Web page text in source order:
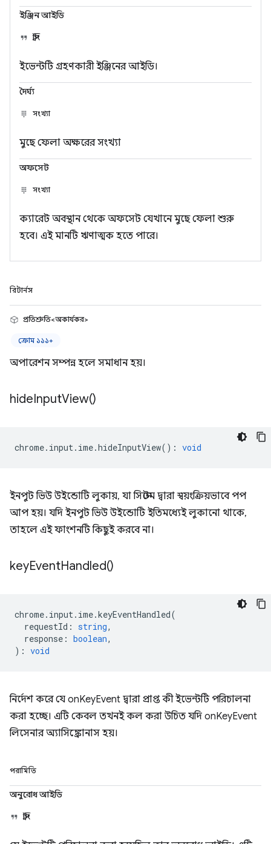
ইঞ্জিন আইডি
স্ট্রিং
ইভেন্টটি গ্রহণকারী ইঞ্জিনের আইডি।
দৈর্ঘ্য
সংখ্যা
মুছে ফেলা অক্ষরের সংখ্যা
অফসেট
সংখ্যা
ক্যারেট অবস্থান থেকে অফসেট যেখানে মুছে ফেলা শুরু
হবে। এই মানটি ঋণাত্মক হতে পারে।
রিটার্নস
প্রতিশ্রুতি<অকার্যকর>
ক্রোম ১১১+
অপারেশন সম্পন্ন হলে সমাধান হয়।
hideInputView()
chrome. input. ime.hideInputView() : void
ইনপুট ভিউ উইন্ডোটি লুকায়, যা সিস্টেম দ্বারা স্বয়ংক্রিয়ভাবে পপ
আপ হয়। যদি ইনপুট ভিউ উইন্ডোটি ইতিমধ্যেই লুকানো থাকে,
তাহলে এই ফাংশনটি কিছুই করবে না।
keyEventHandled()
chrome. input. ime.keyEventHandled(
requestId : string,
response : boolean,
) : void
নির্দেশ করে যে onKeyEvent দ্বারা প্রাপ্ত কী ইভেন্টটি পরিচালনা
করা হচ্ছে। এটি কেবল তখনই কল করা উচিত যদি onKeyEvent
লিসেনার অ্যাসিঙ্ক্রোনাস হয়।
পরামিতি
অনুরোধ আইডি
স্ট্রিং